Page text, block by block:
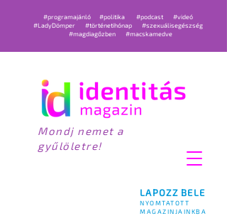
LAPOZZ BELE
NYOMTATOTT
MAGAZINJAINKBA
#programajánló #politika #podcast
#videó
#LadyDömper
#történetihónap
#szexuálisegészség
#magdiagőzben
#macskamedve
Mondj nemet a
gyűlöletre!